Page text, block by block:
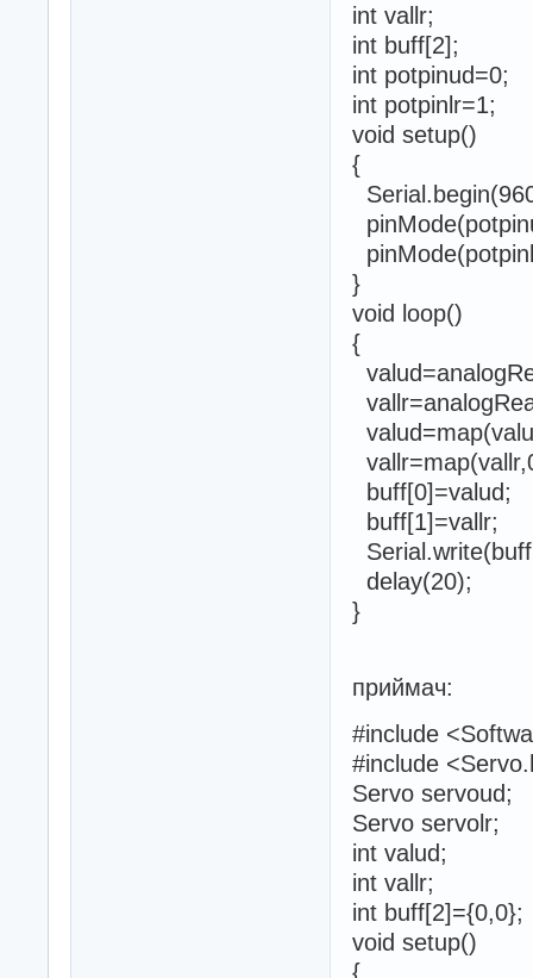
int vallr;
int buff[2];
int potpinud=0;
int potpinlr=1;
void setup()
{
}
void loop()
{
buff[0]=valud;
buff[1]=vallr;
delay(20);
}
приймач:
#include
#include
Servo servoud;
Servo servolr;
int valud;
int vallr;
int buff[2]={0,0};
void setup()
{